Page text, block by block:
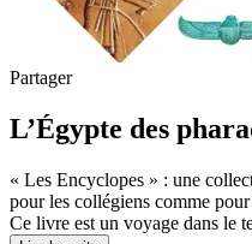
Partager
L’Égypte des
« Les Encyclopes » : une
pour les collégiens comme
Ce livre est un voyage dans le